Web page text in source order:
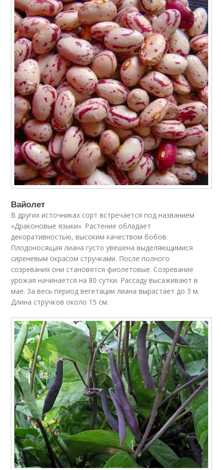
Вайолет
В других источниках сорт встречается под названием
«Драконовые языки». Растение обладает
декоративностью, высоким качеством бобов.
Плодоносящая лиана густо увешена выделяющимися
сиреневым окрасом стручками. После полного
созревания они становятся фиолетовые. Созревание
урожая начинается на 80 сутки. Рассаду высаживают в
мае. За весь период вегетации лиана вырастает до 3 м.
Длина стручков около 15 см.